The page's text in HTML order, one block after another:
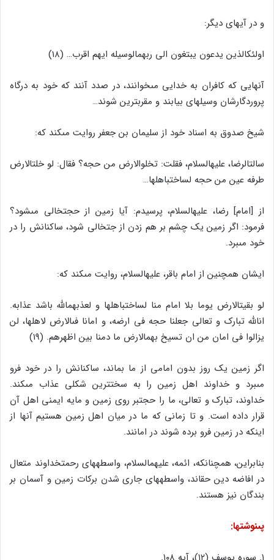
و در آیه‏اى دیگر:
اولئک‏الذین یدعون یبتغون الى ربهم‏الوسیله ایهم اقرب… (۱۸)
آنهایى که کافران به خدایى مى‏خوانند، در صدد آنند که خود به درگاه
پروردگارشان وسیله‏اى بیابند و مقرب‏ترین شوند…
شیخ صدوق به اسناد خود از سلیمان بن جعفر روایت مى‏کند که:
سالت‏الرضا، علیه‏السلام، فقلت: تخلوالارض من حجه؟ فقال: لو خلت‏الارض
طرفه عین من حجه لساخت‏باهلها…
از [امام] رضا، علیه‏السلام، پرسیدم: آیا زمین از حجت‏خالى مى‏شود؟
فرمود: اگر زمین یک چشم بر هم زدن از جت‏خالى شود، ساکنانش را در
خود مى‏برد.
ایشان همچنین از امام باقر، علیه‏السلام، روایت مى‏کند که:
لو بقیت‏الارض یوما بلا امام منا لساخت‏باهلها و لعذبهم‏الله باشد عذابه.
ان‏الله تبارک و تعالى جعلنا حجه فى ارضه، و امانا فى‏الارض لاهلها، لن
یزالوا فى امان من ان تسیخ بهم‏الارض ما دمنا بین اظهرهم. (۱۹)
اگر زمین یک روز بدون امامى از ما بماند، ساکنانش را در خود فرو
مى‏برد و خداوند اهل زمین را به سخت‏ترین شکلى عذاب مى‏کند.
خداوند، تبارک و تعالى، ما را حجت‏بر روى زمین و مایه ایمنى اهل آن
قرار داده است. و تا زمانى که ما در میان اهل زمین هستیم آنها از
اینکه در زمین فرو برده شوند در امانند.
بنابراین، همچنانکه، ائمه، علیهم‏السلام، واسطه‏هاى رحمت‏خداوند متعال
در افاضه دین حق‏اند، واسطه‏هاى جارى شدن برکات زمین و آسمان بر
بندگان نیز هستند.
پى‏نوشتها: